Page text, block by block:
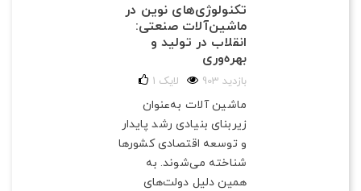
تکنولوژی‌های نوین در
ماشین‌آلات صنعتی:
انقلاب در تولید و
بهره‌وری
903 بازدید 1 لایک
ماشین آلات به‌عنوان
زیربنای بنیادی رشد پایدار
و توسعه اقتصادی کشورها
شناخته می‌شوند. به
همین دلیل دولت‌های